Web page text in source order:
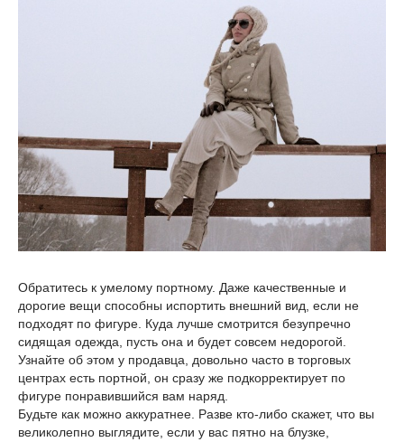
Обратитесь к умелому портному. Даже качественные и
дорогие вещи способны испортить внешний вид, если не
подходят по фигуре. Куда лучше смотрится безупречно
сидящая одежда, пусть она и будет совсем недорогой.
Узнайте об этом у продавца, довольно часто в торговых
центрах есть портной, он сразу же подкорректирует по
фигуре понравившийся вам наряд.
Будьте как можно аккуратнее. Разве кто-либо скажет, что вы
великолепно выглядите, если у вас пятно на блузке,